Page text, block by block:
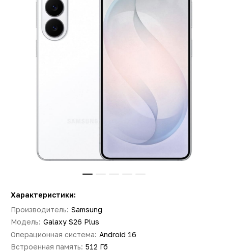
Характеристики:
Производитель: Samsung
Модель: Galaxy S26 Plus
Операционная система: Android 16
Встроенная память: 512 Гб